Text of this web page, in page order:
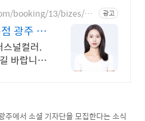
booking/13/bizes/68 광고
광주 디
스널컬러.
바랍니다
주에서 소셜 기자단을 모집한다는 소식